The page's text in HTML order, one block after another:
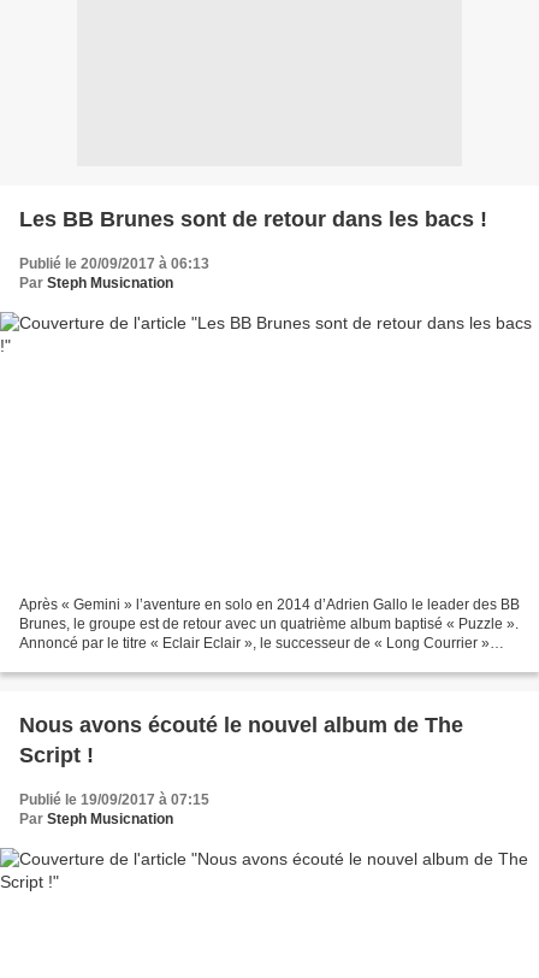
Les BB Brunes sont de retour dans les bacs !
Publié le 20/09/2017 à 06:13
Par Steph Musicnation
Après « Gemini » l’aventure en solo en 2014 d’Adrien Gallo le leader des BB
Brunes, le groupe est de retour avec un quatrième album baptisé « Puzzle ».
Annoncé par le titre « Eclair Eclair », le successeur de « Long Courrier »
Nous avons écouté le nouvel album de The
Script !
Publié le 19/09/2017 à 07:15
Par Steph Musicnation